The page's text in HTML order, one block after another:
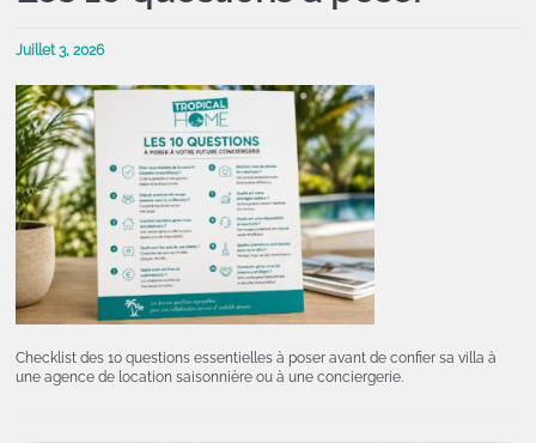
Juillet 3, 2026
Checklist des 10 questions essentielles à poser avant de confier sa villa à
une agence de location saisonnière ou à une conciergerie.